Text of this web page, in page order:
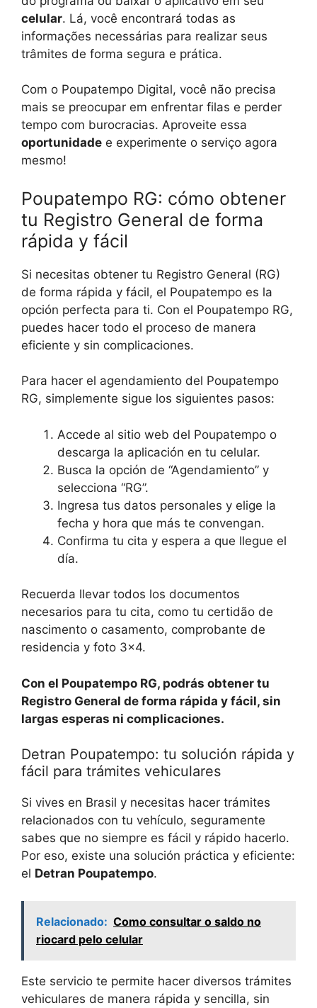
celular. Lá, você encontrará todas as
informações necessárias para realizar seus
trâmites de forma segura e prática.
Com o Poupatempo Digital, você não precisa
mais se preocupar em enfrentar filas e perder
tempo com burocracias. Aproveite essa
oportunidade e experimente o serviço agora
mesmo!
Poupatempo RG: cómo obtener
tu Registro General de forma
rápida y fácil
Si necesitas obtener tu Registro General (RG)
de forma rápida y fácil, el Poupatempo es la
opción perfecta para ti. Con el Poupatempo RG,
puedes hacer todo el proceso de manera
eficiente y sin complicaciones.
Para hacer el agendamiento del Poupatempo
RG, simplemente sigue los siguientes pasos:
Accede al sitio web del Poupatempo o
descarga la aplicación en tu celular.
Busca la opción de “Agendamiento” y
selecciona “RG”.
Ingresa tus datos personales y elige la
fecha y hora que más te convengan.
Confirma tu cita y espera a que llegue el
día.
Recuerda llevar todos los documentos
necesarios para tu cita, como tu certidão de
nascimento o casamento, comprobante de
residencia y foto 3×4.
Con el Poupatempo RG, podrás obtener tu
Registro General de forma rápida y fácil, sin
largas esperas ni complicaciones.
Detran Poupatempo: tu solución rápida y
fácil para trámites vehiculares
Si vives en Brasil y necesitas hacer trámites
relacionados con tu vehículo, seguramente
sabes que no siempre es fácil y rápido hacerlo.
Por eso, existe una solución práctica y eficiente:
el Detran Poupatempo.
Relacionado: Como consultar o saldo no
riocard pelo celular
Este servicio te permite hacer diversos trámites
vehiculares de manera rápida y sencilla, sin